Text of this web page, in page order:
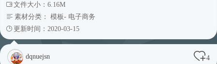
文件大小：6.16M
素材分类： 模板- 电子商务
更新时间：2020-03-15
dqnuejsn 4